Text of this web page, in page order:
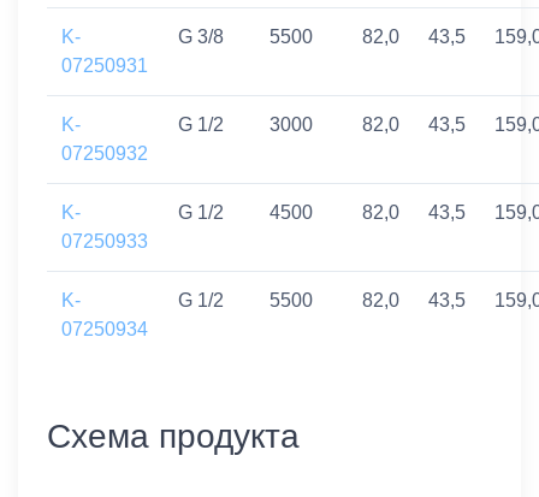
K-
07250931
G 3/8 5500 82,0 43,5
K-
07250932
G 1/2 3000 82,0 43,5
K-
07250933
G 1/2 4500 82,0 43,5
K-
07250934
G 1/2 5500 82,0 43,5
Схема продукта